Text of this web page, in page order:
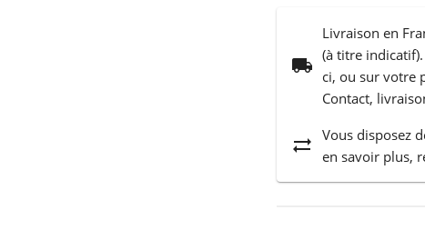
local_shipping
Livraison en
(à titre
ci, ou sur votre
Contact,
sync_alt Vous disposez
en savoir plus,